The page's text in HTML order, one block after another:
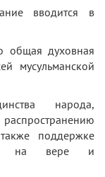
вводится в
общая духовная
мусульманской
народа,
поддержке
на вере и